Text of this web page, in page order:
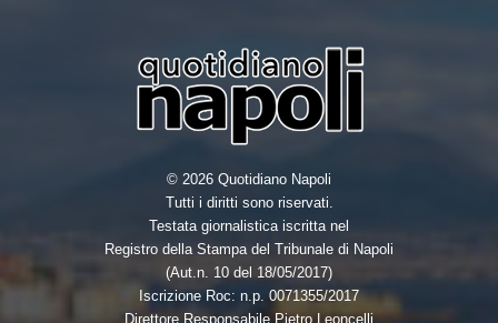
© 2026 Quotidiano Napoli
Tutti i diritti sono riservati.
Testata giornalistica iscritta nel
Registro della Stampa del Tribunale di Napoli
(Aut.n. 10 del 18/05/2017)
Iscrizione Roc: n.p. 0071355/2017
Direttore Responsabile Pietro Leoncelli